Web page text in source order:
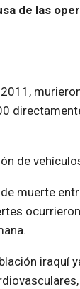
de las
de
muerte
iraquí